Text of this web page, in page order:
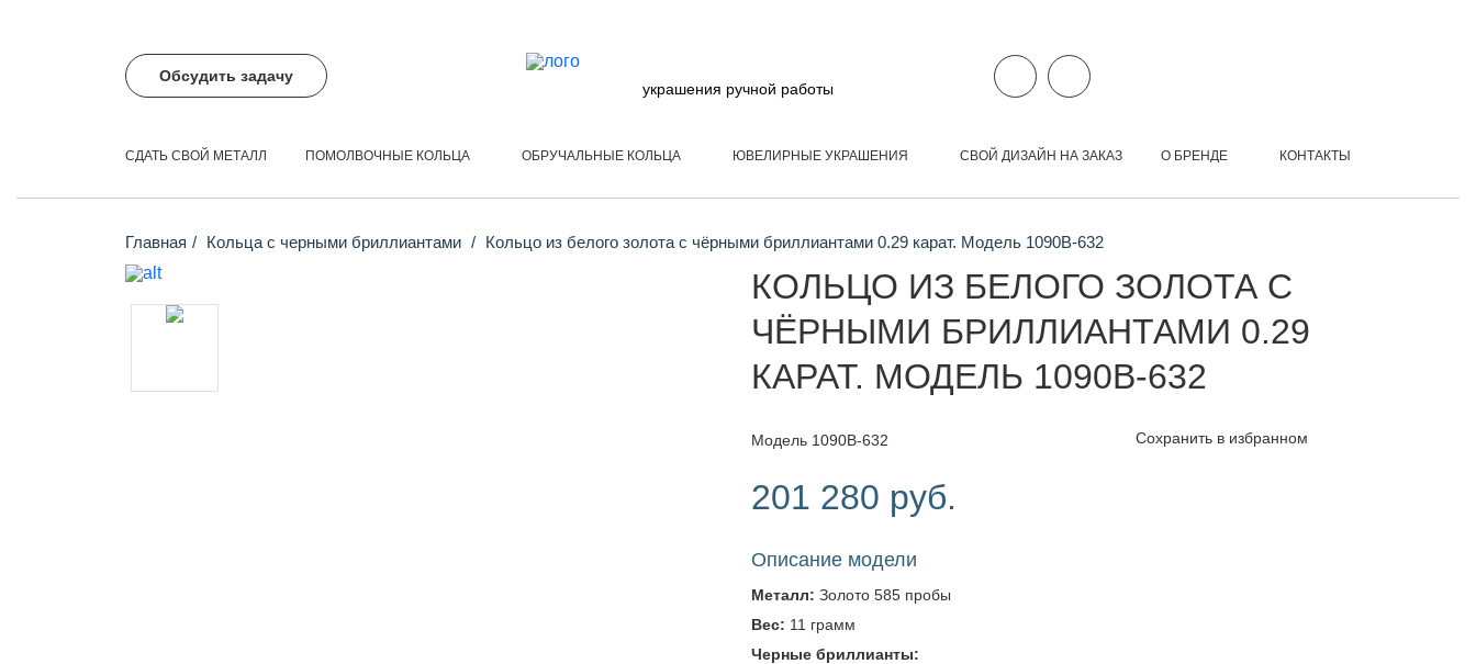
Обсудить задачу
украшения ручной работы
СДАТЬ СВОЙ МЕТАЛЛ ПОМОЛВОЧНЫЕ КОЛЬЦА ОБРУЧАЛЬНЫЕ КОЛЬЦА ЮВЕЛИРНЫЕ УКРАШЕНИЯ СВОЙ ДИЗАЙН НА ЗАКАЗ О БРЕНДЕ КОНТАКТЫ
Главная Кольца с черными бриллиантами Кольцо из белого золота с чёрными бриллиантами 0.29 карат. Модель 1090B-632
КОЛЬЦО ИЗ БЕЛОГО ЗОЛОТА С
ЧЁРНЫМИ БРИЛЛИАНТАМИ 0.29
КАРАТ. МОДЕЛЬ 1090B-632
Модель 1090B-632 Сохранить в избранном
201 280 руб.
Описание модели
Металл: Золото 585 пробы
Вес: 11 грамм
Черные бриллианты: